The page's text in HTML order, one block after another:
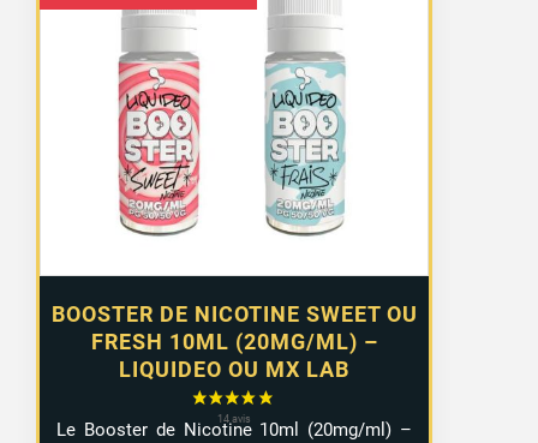
BOOSTER DE NICOTINE SWEET OU
FRESH 10ML (20MG/ML) –
LIQUIDEO OU MX LAB
de
prix :
1,29 €
10,99 €
Le Booster de Nicotine 10ml (20mg/ml) –